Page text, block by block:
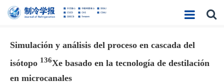
Simulación y análisis del proceso en cascada del
isótopo 136Xe basado en la tecnología de destilación
en microcanales